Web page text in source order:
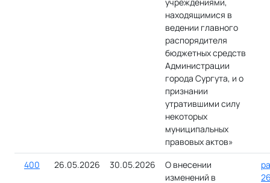
находящимися в
ведении главного
распорядителя
бюджетных средств
Администрации
города Сургута, и о
признании
утратившими силу
некоторых
муниципальных
правовых актов»
400
26.05.2026 30.05.2026
О внесении
изменений в